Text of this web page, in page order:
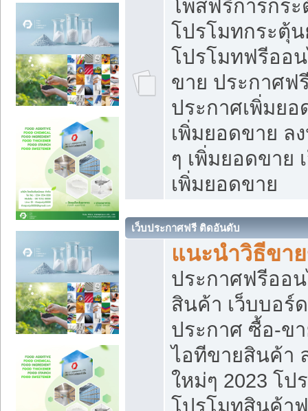
โพสฟรีการกร
โปรโมทกระตุ้
โปรโมทฟรีออ
ขาย ประกาศฟ
ประกาศเพิ่มย
เพิ่มยอดขาย ล
ๆ เพิ่มยอดขาย
เพิ่มยอดขาย
เว็บประกาศฟรี ติดอันดับ
แนะนำวิธีขา
ประกาศฟรีออ
สินค้า เว็บบอร์
ประกาศ ซื้อ-ข
ไอทีขายสินค้า
ใหม่ๆ 2023 โป
โปรโมทสินค้า